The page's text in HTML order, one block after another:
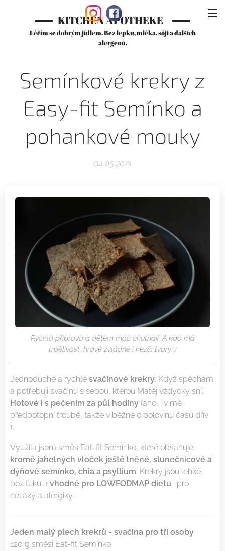
KITCHEN APOTHEKE
Léčím se dobrým jídlem. Bez lepku, mléka, sóji a dalších
alergenů.
Semínkové krekry z
Easy-fit Semínko a
pohankové mouky
04.05.2021
Rychlá příprava a dětem moc chutnají. A kdo má
trpělivost, hravě zvládne i hezčí tvary :)
Jednoduché a rychlé svačinové krekry. Když spěchám
a potřebuji svačinu s sebou, kterou Matěj vždycky sní.
Hotové i s pečením za půl hodiny (ano, i v mé
předpotopní troubě, takže v běžné o polovinu času dřív
).
Využila jsem směs Eat-fit Semínko, které obsahuje
kromě jahelných vloček ještě lněné, slunečnicové a
dýňové semínko, chia a psyllium. Krekry jsou lehké,
bez tuku a vhodné pro LOWFODMAP dietu i pro
celiaky a alergiky.
Jeden malý plech krekrů - svačina pro tři osoby
120 g směsi Eat-fit Semínko